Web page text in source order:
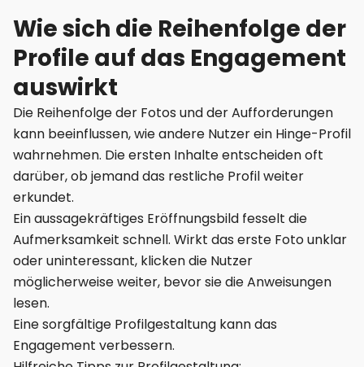
Wie sich die Reihenfolge der
Profile auf das Engagement
auswirkt
Die Reihenfolge der Fotos und der Aufforderungen
kann beeinflussen, wie andere Nutzer ein Hinge-Profil
wahrnehmen. Die ersten Inhalte entscheiden oft
darüber, ob jemand das restliche Profil weiter
erkundet.
Ein aussagekräftiges Eröffnungsbild fesselt die
Aufmerksamkeit schnell. Wirkt das erste Foto unklar
oder uninteressant, klicken die Nutzer
möglicherweise weiter, bevor sie die Anweisungen
lesen.
Eine sorgfältige Profilgestaltung kann das
Engagement verbessern.